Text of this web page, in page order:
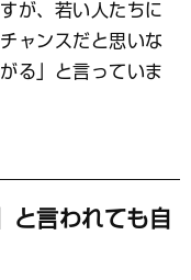
が、若い人たちに
ャンスだと思いな
る」と言っていま
と言われても自